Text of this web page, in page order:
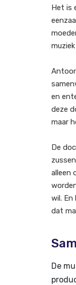
Het is
en
deze
maar
De
alleen
wil.
dat
De